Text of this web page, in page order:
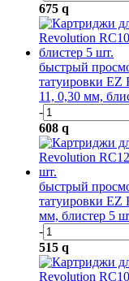
675 q
быстрый
татуировки EZ
11, 0,30 мм,
-
608 q
быстрый
татуировки EZ
мм, блистер 5
-
515 q